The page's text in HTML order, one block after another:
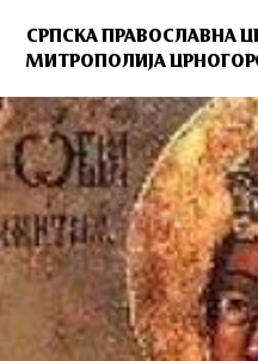
СРПСКА ПРАВОСЛАВНА
МИТРОПОЛИЈА